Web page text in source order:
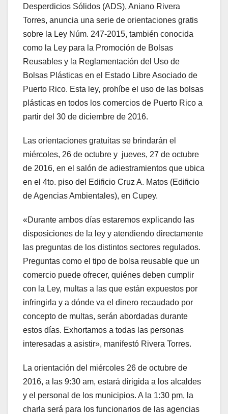
Desperdicios Sólidos (ADS), Aniano Rivera
Torres, anuncia una serie de orientaciones gratis
sobre la Ley Núm. 247-2015, también conocida
como la Ley para la Promoción de Bolsas
Reusables y la Reglamentación del Uso de
Bolsas Plásticas en el Estado Libre Asociado de
Puerto Rico. Esta ley, prohíbe el uso de las bolsas
plásticas en todos los comercios de Puerto Rico a
partir del 30 de diciembre de 2016.
Las orientaciones gratuitas se brindarán el
miércoles, 26 de octubre y jueves, 27 de octubre
de 2016, en el salón de adiestramientos que ubica
en el 4to. piso del Edificio Cruz A. Matos (Edificio
de Agencias Ambientales), en Cupey.
«Durante ambos días estaremos explicando las
disposiciones de la ley y atendiendo directamente
las preguntas de los distintos sectores regulados.
Preguntas como el tipo de bolsa reusable que un
comercio puede ofrecer, quiénes deben cumplir
con la Ley, multas a las que están expuestos por
infringirla y a dónde va el dinero recaudado por
concepto de multas, serán abordadas durante
estos días. Exhortamos a todas las personas
interesadas a asistir», manifestó Rivera Torres.
La orientación del miércoles 26 de octubre de
2016, a las 9:30 am, estará dirigida a los alcaldes
y el personal de los municipios. A la 1:30 pm, la
charla será para los funcionarios de las agencias